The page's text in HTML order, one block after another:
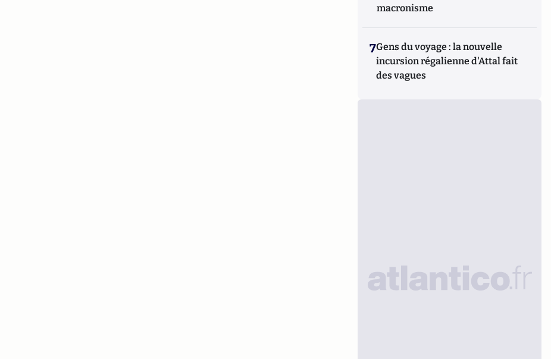
macronisme
7Gens du voyage : la nouvelle
incursion régalienne d'Attal fait
des vagues